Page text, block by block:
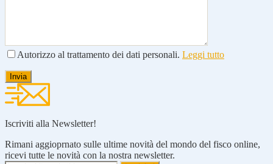
Autorizzo al trattamento dei dati personali. Leggi tutto
Iscriviti alla Newsletter!
Rimani aggioprnato sulle ultime novità del mondo del fisco online,
ricevi tutte le novità con la nostra newsletter.